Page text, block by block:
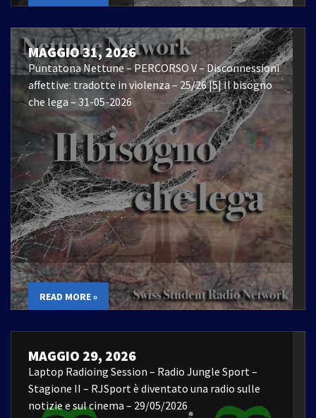
MAGGIO 31, 2026
Puntatona Nettune – PERCORSO V – Disconnessioni
affettive: tradotte in violenza – 25/26 |5| Il bisogno
che lega – 31-05-2026
READ MORE »
MAGGIO 29, 2026
Laptop Radioing Session – Radio Jungle Sport –
Stagione II – RJSport è diventato una radio sulle
notizie e sul cinema – 29/05/2026